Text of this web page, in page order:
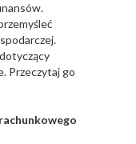
Przeczytaj go